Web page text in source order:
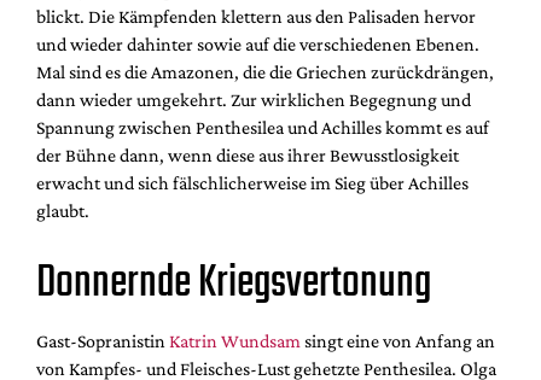
blickt. Die Kämpfenden klettern aus den Palisaden hervor
und wieder dahinter sowie auf die verschiedenen Ebenen.
Mal sind es die Amazonen, die die Griechen zurückdrängen,
dann wieder umgekehrt. Zur wirklichen Begegnung und
Spannung zwischen Penthesilea und Achilles kommt es auf
der Bühne dann, wenn diese aus ihrer Bewusstlosigkeit
erwacht und sich fälschlicherweise im Sieg über Achilles
glaubt.
Donnernde Kriegsvertonung
Gast-Sopranistin Katrin Wundsam singt eine von Anfang an
von Kampfes- und Fleisches-Lust gehetzte Penthesilea. Olga